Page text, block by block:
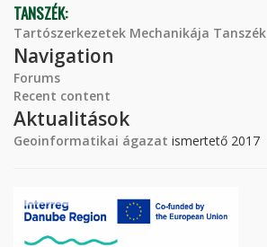
TANSZÉK:
Tartószerkezetek Mechanikája Tanszék
Navigation
Forums
Recent content
Aktualitások
Geoinformatikai ágazat ismertető 2017